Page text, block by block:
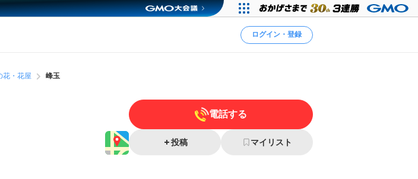
ログイン・登録
花・花屋 峰玉
電話する
投稿 マイリスト